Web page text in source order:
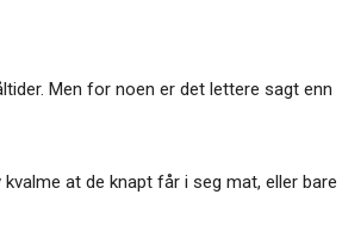
Men for noen er det lettere sagt enn
at de knapt får i seg mat, eller bare